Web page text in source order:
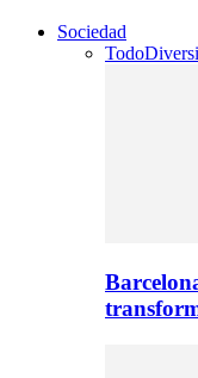
Sociedad
Todo